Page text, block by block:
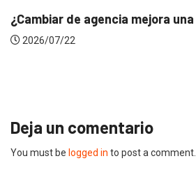
INSIGHTS
Deja un comentario
You must be logged in to post a comment.